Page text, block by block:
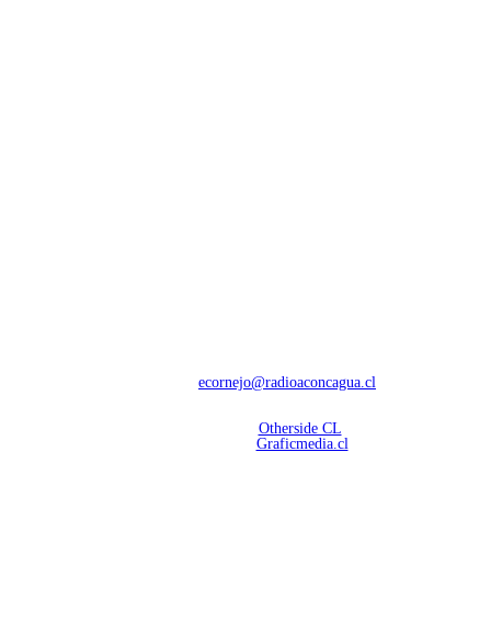
ecornejo@radioaconcagua.cl
Otherside CL
Graficmedia.cl